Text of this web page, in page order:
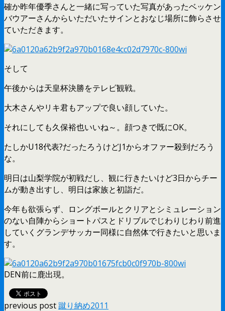
確か昨年優季さんと一緒に写っていた写真があったベッケン
バウアーさんからいただいたサインとおなじ場所に飾らさせ
ていただきます。
そして
午後からは天皇杯決勝をテレビ観戦。
大木さんやリキ君もアップで良い顔していた。
それにしても久保裕也いいね～。顔つきで既にOK。
たしかU18代表?だったろうけどJ1からオファー殺到だろう
な。
明日は山梨学院が初戦だし、観に行きたいけど3日からチー
ムが動き出すし、明日は家族と初詣だ。
今年も欲張らず、ロングボールとクリアとシミュレーション
のない自陣からショートパスとドリブルでじわりじわり前進
していくグランデサッカー同様に自然体で行きたいと思いま
す。
DEN前に鹿出現。
previous post 蹴り納め2011